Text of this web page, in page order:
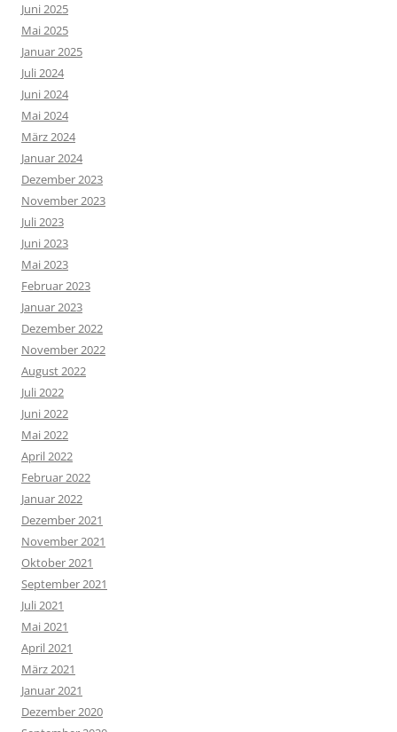
Juni 2025
Mai 2025
Januar 2025
Juli 2024
Juni 2024
Mai 2024
März 2024
Januar 2024
Dezember 2023
November 2023
Juli 2023
Juni 2023
Mai 2023
Februar 2023
Januar 2023
Dezember 2022
November 2022
August 2022
Juli 2022
Juni 2022
Mai 2022
April 2022
Februar 2022
Januar 2022
Dezember 2021
November 2021
Oktober 2021
September 2021
Juli 2021
Mai 2021
April 2021
März 2021
Januar 2021
Dezember 2020